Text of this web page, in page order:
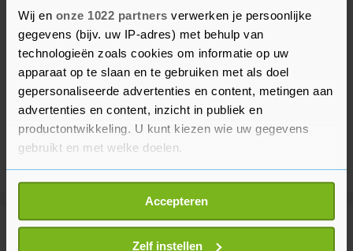
Wij en onze 1022 partners verwerken je persoonlijke
gegevens (bijv. uw IP-adres) met behulp van
technologieën zoals cookies om informatie op uw
apparaat op te slaan en te gebruiken met als doel
gepersonaliseerde advertenties en content, metingen aan
advertenties en content, inzicht in publiek en
productontwikkeling. U kunt kiezen wie uw gegevens
gebruikt en met welke doelen.
Als u het toestaat, willen we ook graag:
Informatie verzamelen over uw geografische
locatie, die tot een paar meter nauwkeurig kan zijn
Uw apparaat identificeren door het actief te
Accepteren
Zelf instellen
Meer uit Financieel